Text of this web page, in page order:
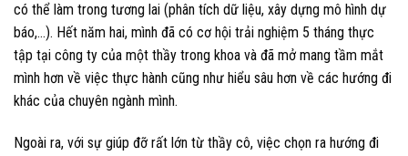
có thể làm trong tương lai (phân tích dữ liệu, xây dựng mô hình dự
báo,…). Hết năm hai, mình đã có cơ hội trải nghiệm 5 tháng thực
tập tại công ty của một thầy trong khoa và đã mở mang tầm mắt
mình hơn về việc thực hành cũng như hiểu sâu hơn về các hướng đi
khác của chuyên ngành mình.
Ngoài ra, với sự giúp đỡ rất lớn từ thầy cô, việc chọn ra hướng đi